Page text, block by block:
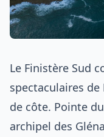
Le Finistère Sud
spectaculaires
de côte. Pointe
archipel des